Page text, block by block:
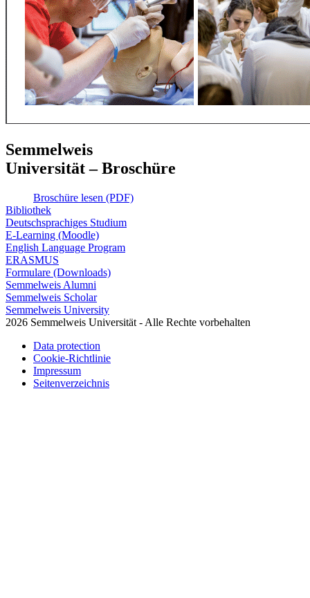
Semmelweis
Universität – Broschüre
Broschüre lesen (PDF)
Bibliothek
Deutschsprachiges Studium
E-Learning (Moodle)
English Language Program
ERASMUS
Formulare (Downloads)
Semmelweis Alumni
Semmelweis Scholar
Semmelweis University
2026 Semmelweis Universität - Alle Rechte vorbehalten
Data protection
Cookie-Richtlinie
Impressum
Seitenverzeichnis